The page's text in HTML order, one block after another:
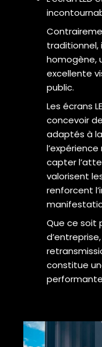
traditionnel,
homogène,
excellente
public.
Les écrans
concevoir
adaptés à
capter
valorisent
renforcent
Que ce soit
constitue